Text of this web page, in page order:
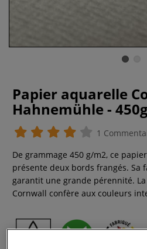
Papier aquarelle
Hahnemühle -
1
De grammage 450 g/m2, ce
présente deux bords frangés. Sa
garantit une grande pérennité.
Cornwall confère aux couleurs